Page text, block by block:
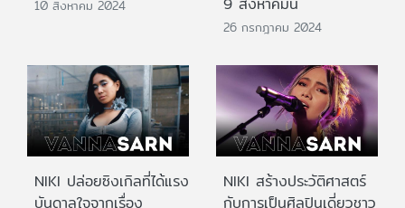
10 สิงหาคม 2024
26 กรกฎาคม 2024
NIKI ปล่อยซิงเกิลที่ได้แรง
บันดาลใจจากเรื่อง
NIKI สร้างประวัติศาสตร์
กับการเป็นศิลปินเดี่ยวชาว